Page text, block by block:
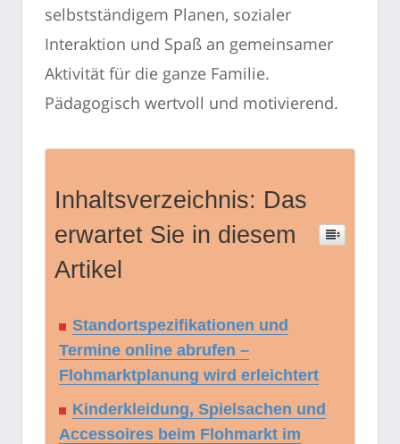
selbstständigem Planen, sozialer
Interaktion und Spaß an gemeinsamer
Aktivität für die ganze Familie.
Pädagogisch wertvoll und motivierend.
Inhaltsverzeichnis: Das
erwartet Sie in diesem
Artikel
Standortspezifikationen und
Termine online abrufen –
Flohmarktplanung wird erleichtert
Kinderkleidung, Spielsachen und
Accessoires beim Flohmarkt im